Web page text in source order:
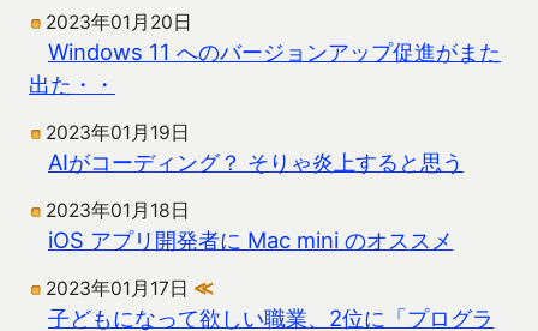
2023年01月20日
Windows 11 へのバージョンアップ促進がまた
出た・・
2023年01月19日
AIがコーディング？ そりゃ炎上すると思う
2023年01月18日
iOS アプリ開発者に Mac mini のオススメ
2023年01月17日 ≪
子どもになって欲しい職業、2位に「プログラ